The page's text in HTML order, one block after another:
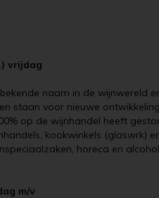
vrijdag
naam in de
staan voor nieuwe
op de wijnhandel heeft
kookwinkels (glaswrk)
horeca en
m/v